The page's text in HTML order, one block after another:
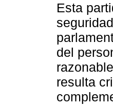
Esta
del
resulta